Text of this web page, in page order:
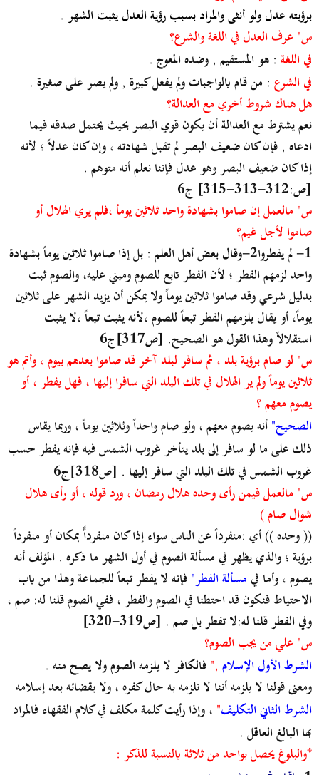
برؤيته عدل ولو أنثى والمراد بسبب رؤية العدل يثبت الشهر .
س" عرف العدل في اللغة والشرع؟
في اللغة : هو المستقيم , وضده المعوج .
في الشرع : من قام بالواجبات ولم يفعل كبيرة , ولم يصر على صغيرة .
هل هناك شروط أخري مع العدالة؟
نعم يشترط مع العدالةأن يكون قوي البصر بحيث يحتمل صدقه فيما
ادعاه , فإن كان ضعيف البصر لم تقبل شهادته ، وإن كان عدلاً ؛ لأنه
إذا كان ضعيف البصر وهو عدل فإننا نعلم أنه متوهم .
[ص:312-313-315] ج6
س" مالعمل إن صاموا بشهادة واحد ثلاثين يومأ ،فلم يري الهلال أو
صاموا لأجل غيم؟
1- لم يفطروا2-وقال بعض أهل العلم : بل إذا صاموا ثلاثين يوماً بشهادة
واحد لزمهم الفطر ؛ لأن الفطر تابع للصوم ومبني عليه، والصوم ثبت
بدليل شرعي وقد صاموا ثلاثين يوماً ولا يمكن أن يزيد الشهر على ثلاثين
يوماً، أو يقال يلزمهم الفطر تبعاً للصوم ،لأنه يثبت تبعاً ،لا يثبت
استقلالاً وهذا القول هو الصحيح. [ص317]ج6
س" لو صام برؤية بلد ، ثم سافر لبلد آخر قد صاموا بعدهم بيوم ، وأتم هو
ثلاثين يوماً ولم ير الهلال في تلك البلد التي سافرا إليها ، فهل يفطر ، أو
يصوم معهم ؟
الصحيح"أنه يصوم معهم ، ولو صام واحداً وثلاثين يوماً ، وربما يقاس
ذلك على ما لو سافر إلى بلد يتأخر غروب الشمس فيه فإنه يفطر حسب
غروب الشمس في تلك البلد التي سافر إليها . [ص318]ج6
س" مالعمل فيمن رأى وحده هلال رمضان ، ورد قوله ، أو رأى هلال
شوال صام )
(( وحده )) أي :منفرداً عن الناس سواء إذا كان منفرداًً بمكان أو منفرداً
برؤية ؛ والذي يظهر في مسألة الصوم في أول الشهر ما ذكره . المؤلف أنه
يصوم ، وأما في مسألة الفطر"فإنه لا يفطر تبعاً للجماعة وهذا من باب
الاحتياط فنكون قد احتطنا في الصوم والفطر ، ففي الصوم قلنا له: صم ،
وفي الفطر قلنا له:لا تفطر بل صم . [ص319-320]
س" علي من يجب الصوم؟
الشرط الأول الإسلام ,"فالكافر لا يلزمه الصوم ولا يصح منه .
ومعنى قولنا لا يلزمه أننا لا نلزمه به حال كفره ، ولا بقضائه بعد إسلامه
الشرط الثاني التكليف" ، وإذا رأيت كلمة مكلف في كلام الفقهاء فالمراد
بها البالغ العاقل .
*والبلوغ يحصل بواحد من ثلاثة بالنسبة للذكر :